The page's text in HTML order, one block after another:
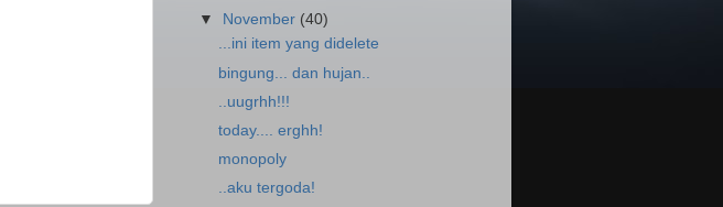
▼ November (40)
...ini item yang didelete
bingung... dan hujan..
..uugrhh!!!
today.... erghh!
monopoly
..aku tergoda!